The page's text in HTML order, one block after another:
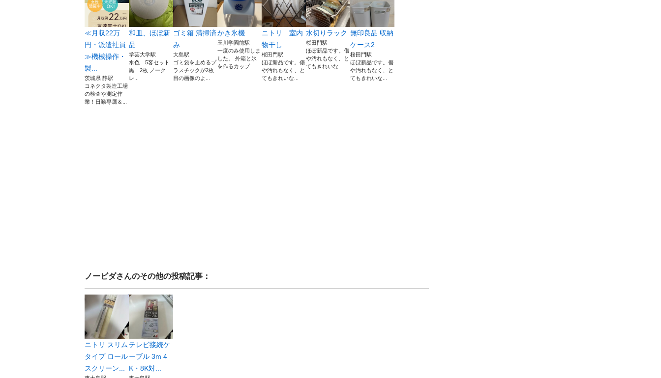
≪月収22万
円・派遣社員
≫機械操作・
製...
茨城県 静駅
コネクタ製造工場
の検査や測定作
業！日勤専属＆...
和皿、ほぼ新
品
学芸大学駅
水色 5客セット
黒 2枚 ノーク
レ...
ゴミ箱 清掃済
み
大島駅
ゴミ袋を止めるプ
ラスチックが2枚
目の画像のよ...
かき氷機
玉川学園前駅
一度のみ使用しま
した。 外箱と氷
を作るカップ...
ニトリ 室内
物干し
桜田門駅
ほぼ新品です。傷
や汚れもなく、と
てもきれいな...
水切りラック
桜田門駅
ほぼ新品です。傷
や汚れもなく、と
てもきれいな...
無印良品 収納
ケース2
桜田門駅
ほぼ新品です。傷
や汚れもなく、と
てもきれいな...
ノービダさんのその他の投稿記事：
ニトリ スリム
タイプ ロール
スクリーン...
テレビ接続ケ
ーブル 3m 4
K・8K対...